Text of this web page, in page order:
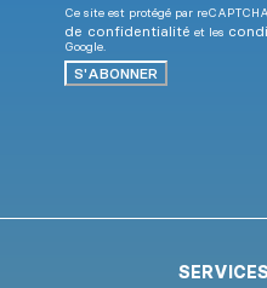
Ce site est protégé par
de confidentialité et les
Google.
S'ABONNER
SERVICES